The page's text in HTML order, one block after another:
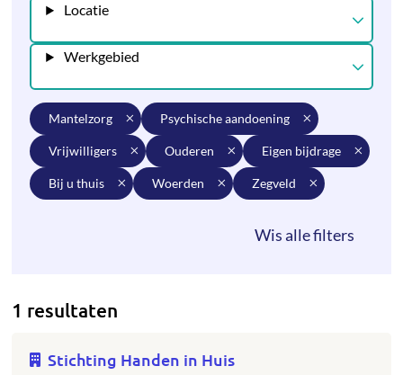
Locatie
Werkgebied
mantelzorg psychische aandoening
vrijwilligers ouderen eigen bijdrage
bij u thuis woerden zegveld
1 resultaten
Stichting Handen in Huis